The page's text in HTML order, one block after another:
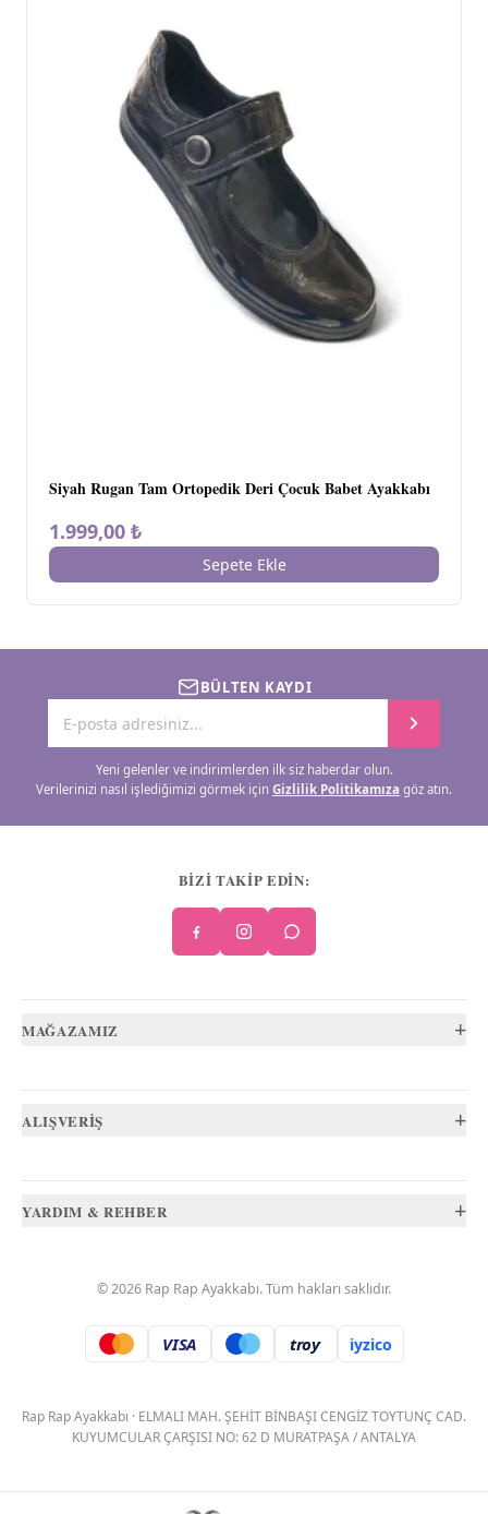
Siyah Rugan Tam Ortopedik Deri Çocuk Babet Ayakkabı
1.999,00 ₺
Sepete Ekle
BÜLTEN KAYDI
Yeni gelenler ve indirimlerden ilk siz haberdar olun.
Verilerinizi nasıl işlediğimizi görmek için Gizlilik Politikamıza göz atın.
BİZİ TAKİP EDİN:
MAĞAZAMIZ +
ALIŞVERİŞ +
YARDIM & REHBER +
©2026 Rap Rap Ayakkabı. Tüm hakları saklıdır.
VISA troy. iyzico
Rap Rap Ayakkabı · ELMALI MAH. ŞEHİT BİNBAŞI CENGİZ TOYTUNÇ CAD.
KUYUMCULAR ÇARŞISI NO: 62 D MURATPAŞA / ANTALYA